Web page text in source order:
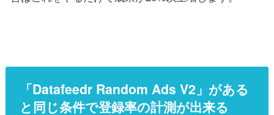
「Datafeedr Random Ads V2」がある
と同じ条件で登録率の計測が出来る